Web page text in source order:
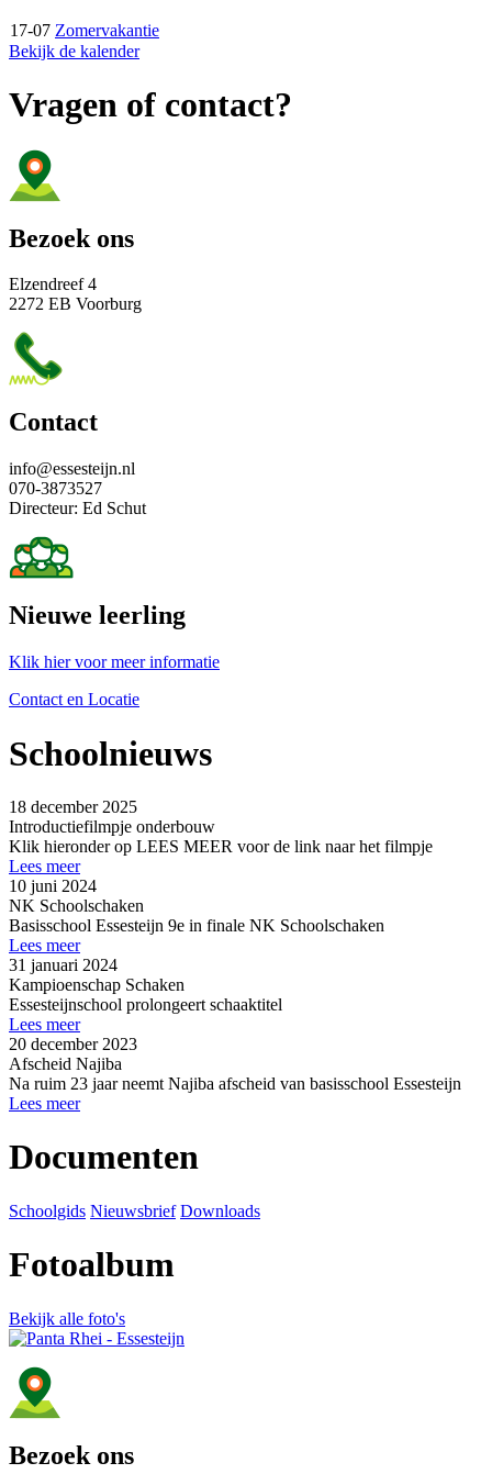
17-07 Zomervakantie
Bekijk de kalender
Vragen of contact?
Bezoek ons
Elzendreef 4
2272 EB Voorburg
Contact
info@essesteijn.nl
070-3873527
Directeur: Ed Schut
Nieuwe leerling
Klik hier voor meer informatie
Contact en Locatie
Schoolnieuws
18 december 2025
Introductiefilmpje onderbouw
Klik hieronder op LEES MEER voor de link naar het filmpje
Lees meer
10 juni 2024
NK Schoolschaken
Basisschool Essesteijn 9e in finale NK Schoolschaken
Lees meer
31 januari 2024
Kampioenschap Schaken
Essesteijnschool prolongeert schaaktitel
Lees meer
20 december 2023
Afscheid Najiba
Na ruim 23 jaar neemt Najiba afscheid van basisschool Essesteijn
Lees meer
Documenten
Schoolgids Nieuwsbrief Downloads
Fotoalbum
Bekijk alle foto's
Bezoek ons